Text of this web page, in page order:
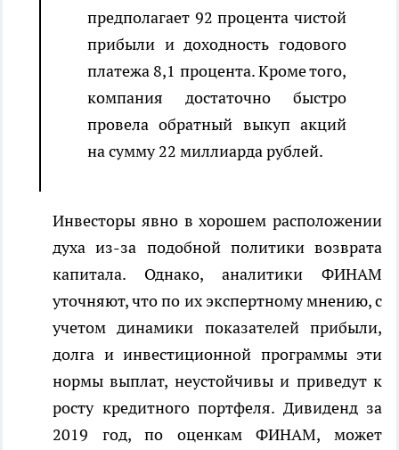
предполагает 92 процента чистой
прибыли и доходность годового
платежа 8,1 процента. Кроме того,
компания достаточно быстро
провела обратный выкуп акций
на сумму 22 миллиарда рублей.
Инвесторы явно в хорошем расположении
духа из-за подобной политики возврата
капитала. Однако, аналитики ФИНАМ
уточняют, что по их экспертному мнению, с
учетом динамики показателей прибыли,
долга и инвестиционной программы эти
нормы выплат, неустойчивы и приведут к
росту кредитного портфеля. Дивиденд за
2019 год, по оценкам ФИНАМ, может